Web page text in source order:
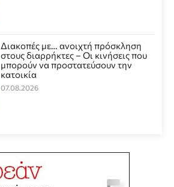
Διακοπές με… ανοιχτή πρόσκληση
στους διαρρήκτες – Οι κινήσεις που
μπορούν να προστατεύσουν την
κατοικία
07.08.2026